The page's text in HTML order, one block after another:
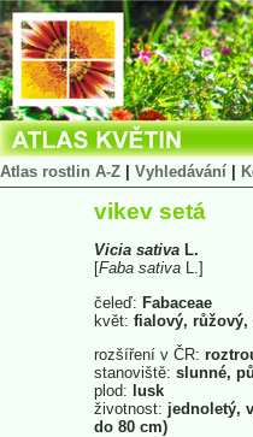
Atlas rostlin A-Z Vyhledávání
vikev setá
Vicia sativa L.
[Faba sativa L.]
čeleď: Fabaceae
květ: fialový, růžový,
rozšíření v ČR:
stanoviště: slunné,
plod: lusk
životnost: jednoletý,
do 80 cm)